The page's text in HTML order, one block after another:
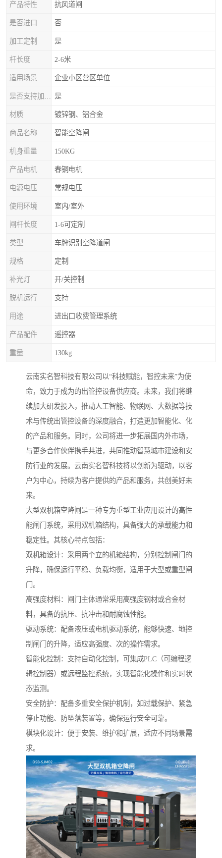
产品特性 抗风道闸
是否进口 否
加工定制 是
杆长度 2-6米
适用场景 企业小区营区单位
是
材质 镀锌钢、铝合金
商品名称 智能空降闸
机身重量 150KG
产品电机 春铜电机
电源电压 常规电压
使用环境 室内/室外
闸杆长度 1-6可定制
类型 车牌识别空降道闸
规格 定制
补光灯 开/关控制
脱机运行 支持
用途 进出口收费管理系统
产品配件 遥控器
重量 130kg
云南实名智科技有限公司以“科技赋能，智控未来”为使
命，致力于成为的出管控设备供应商。未来，我们将继
续加大研发投入，推动人工智能、物联网、大数据等技
术与传统出管控设备的深度融合，打造更加智能化、化
的产品和服务。同时，公司将进一步拓展国内外市场，
与更多合作伙伴携手共进，共同推动智慧城市建设和安
防行业的发展。云南实名智科技将以创新为驱动，以客
户为中心，持续为客户提供的产品和服务，共创美好未
来。
大型双机箱空降闸是一种专为重型工业应用设计的高性
能闸门系统，采用双机箱结构，具备强大的承载能力和
稳定性。其核心特点包括：
双机箱设计：采用两个立的机箱结构，分别控制闸门的
升降，确保运行平稳、负载均衡，适用于大型或重型闸
门。
高强度材料：闸门主体通常采用高强度钢材或合金材
料，具备的抗压、抗冲击和耐腐蚀性能。
驱动系统：配备液压或电机驱动系统，能够快速、地控
制闸门的升降，适应高强度、次的操作需求。
智能化控制：支持自动化控制，可集成PLC（可编程逻
辑控制器）或远程监控系统，实现智能化操作和实时状
态监测。
安全防护：配备多重安全保护机制，如过载保护、紧急
停止功能、防坠落装置等，确保运行安全可靠。
模块化设计：便于安装、维护和扩展，适应不同场景需
求。